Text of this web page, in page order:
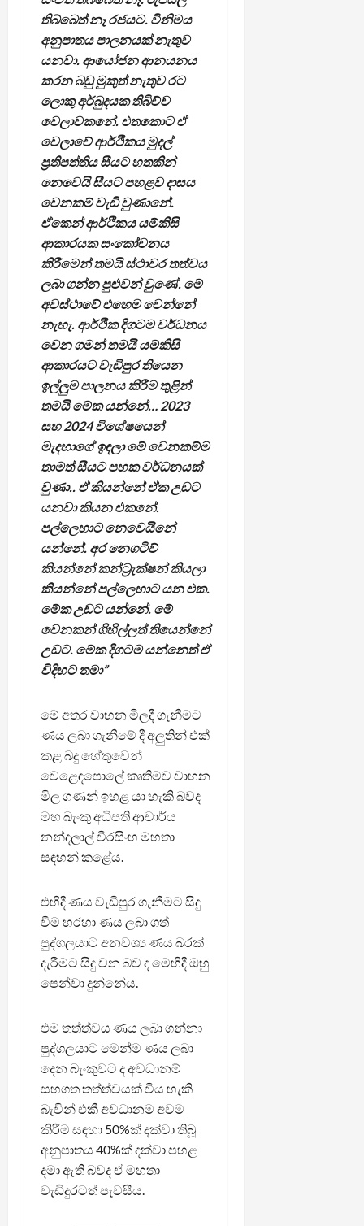
තිබ්බෙත් නෑ රජයට. විනිමය
අනුපාතය පාලනයක් නැතුව
යනවා. ආයෝජන ආනයනය
කරන බඩු මුකුත් නැතුව රට
ලොකු අර්බුදයක තිබිච්ච
වෙලාවකනේ. එතකොට ඒ
වෙලාවේ ආර්ථිකය මුදල්
ප්‍රතිපත්තිය සීයට හතකින්
නෙවෙයි සීයට පහළව දාසය
වෙනකම් වැඩි වුණානේ.
ඒකෙන් ආර්ථිකය යම්කිසි
ආකාරයක සංකෝචනය
කිරීමෙන් තමයි ස්ථාවර තත්වය
ලබා ගන්න පුළුවන් වුණේ. මේ
අවස්ථාවේ එහෙම වෙන්නේ
නැහැ. ආර්ථික දිගටම වර්ධනය
වෙන ගමන් තමයි යම්කිසි
ආකාරයට වැඩිපුර තියෙන
ඉල්ලුම පාලනය කිරීම තුළින්
තමයි මේක යන්නේ… 2023
සහ 2024 විශේෂයෙන්
මැදභාගේ ඉඳලා මේ වෙනකම්ම
තාමත් සීයට පහක වර්ධනයක්
වුණා.. ඒ කියන්නේ ඒක උඩට
යනවා කියන එකනේ.
පල්ලෙහාට නෙවෙයිනේ
යන්නේ. අර නෙගටිව්
කියන්නේ කන්ට්‍රැක්ෂන් කියලා
කියන්නේ පල්ලෙහාට යන එක.
මේක උඩට යන්නේ. මේ
වෙනකන් ගිහිල්ලත් තියෙන්නේ
උඩට. මේක දිගටම යන්නෙත් ඒ
විදිහට තමා”
මේ අතර වාහන මිලදී ගැනීමට
ණය ලබා ගැනීමේ දී අලුතින් එක්
කළ බදු හේතුවෙන්
වෙළෙඳපොලේ කෘතිමව වාහන
මිල ගණන් ඉහළ යා හැකි බවද
මහ බැංකු අධිපති ආචාර්ය
නන්දලාල් වීරසිංහ මහතා
සඳහන් කළේය.
එහිදී ණය වැඩිපුර ගැනීමට සිදු
වීම හරහා ණය ලබා ගත්
පුද්ගලයාට අනවශ්‍ය ණය බරක්
දැරීමට සිදු වන බව ද මෙහිදී ඔහු
පෙන්වා දුන්නේය.
එම තත්ත්වය ණය ලබා ගන්නා
පුද්ගලයාට මෙන්ම ණය ලබා
දෙන බැංකුවට ද අවධානම්
සහගත තත්ත්වයක් විය හැකි
බැවින් එකී අවධානම අවම
කිරීම සඳහා 50%ක් දක්වා තිබූ
අනුපාතය 40%ක් දක්වා පහළ
දමා ඇති බවද ඒ මහතා
වැඩිදුරටත් පැවසීය.